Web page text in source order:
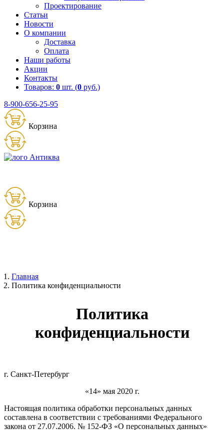
Проектирование
Статьи
Новости
О компании
Доставка
Оплата
Наши работы
Акции
Контакты
Товаров: 0 шт. (0 руб.)
8-900-656-25-95
Корзина
Корзина
Главная
Политика конфиденциальности
Политика
конфиденциальности
г. Санкт-Петербург
«14» мая 2020г.
Настоящая политика обработки персональных данных
составлена в соответствии с требованиями Федерального
закона от 27.07.2006. № 152-ФЗ «О персональных данных»